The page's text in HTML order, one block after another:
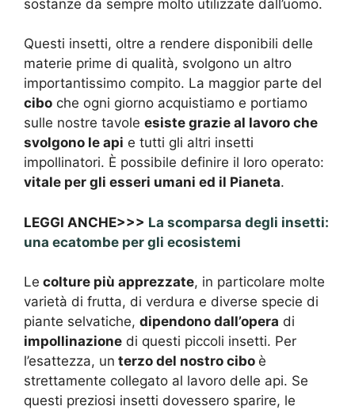
sostanze da sempre molto utilizzate dall’uomo.
Questi insetti, oltre a rendere disponibili delle
materie prime di qualità, svolgono un altro
importantissimo compito. La maggior parte del
cibo che ogni giorno acquistiamo e portiamo
sulle nostre tavole esiste grazie al lavoro che
svolgono le api e tutti gli altri insetti
impollinatori. È possibile definire il loro operato:
vitale per gli esseri umani ed il Pianeta.
LEGGI ANCHE>>> La scomparsa degli insetti:
una ecatombe per gli ecosistemi
Le colture più apprezzate, in particolare molte
varietà di frutta, di verdura e diverse specie di
piante selvatiche, dipendono dall’opera di
impollinazione di questi piccoli insetti. Per
l’esattezza, un terzo del nostro cibo è
strettamente collegato al lavoro delle api. Se
questi preziosi insetti dovessero sparire, le